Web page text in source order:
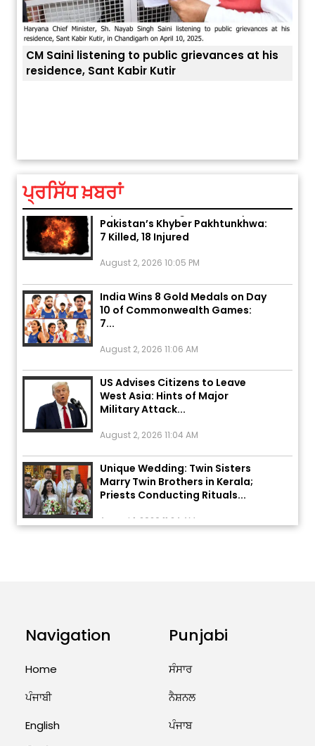
CM Saini listening to public grievances at his
residence, Sant Kabir Kutir
ਪ੍ਰਸਿੱਧ ਖ਼ਬਰਾਂ
August 5, 2026 6:23 AM
Explosion During Peace Rally in
Pakistan’s Khyber Pakhtunkhwa:
7 Killed, 18 Injured
India Wins 8 Gold Medals on Day
10 of Commonwealth Games:
7...
US Advises Citizens to Leave
West Asia: Hints of Major
Military Attack...
Unique Wedding: Twin Sisters
Marry Twin Brothers in Kerala;
Priests Conducting Rituals...
Pakistan’s Khyber Pakhtunkhwa:
7 Killed, 18 Injured
August 2, 2026 10:05 PM
India Wins 8 Gold Medals on Day
Navigation
Home
ਪੰਜਾਬੀ
English
Punjabi
ਸੰਸਾਰ
ਨੈਸ਼ਨਲ
ਪੰਜਾਬ